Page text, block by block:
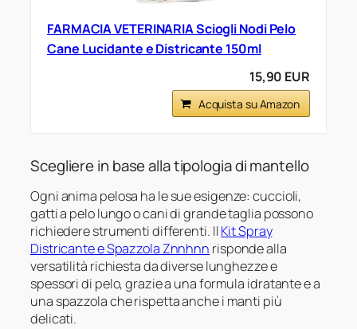
FARMACIA VETERINARIA Sciogli Nodi Pelo
Cane Lucidante e Districante 150ml
15,90 EUR
Acquista su Amazon
Scegliere in base alla tipologia di mantello
Ogni anima pelosa ha le sue esigenze: cuccioli,
gatti a pelo lungo o cani di grande taglia possono
richiedere strumenti differenti. IlKit Spray
Districante e Spazzola Znnhnn risponde alla
versatilità richiesta da diverse lunghezze e
spessori di pelo, grazie a una formula idratante e a
una spazzola che rispetta anche i manti più
delicati.